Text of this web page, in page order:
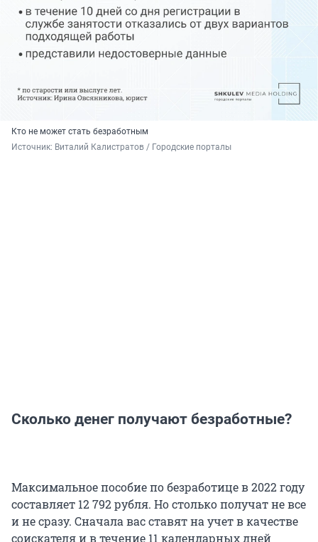
Кто не может стать безработным
Источник: Виталий Калистратов / Городские порталы
Сколько денег получают безработные?
Максимальное пособие по безработице в 2022 году
составляет 12 792 рубля. Но столько получат не все
и не сразу. Сначала вас ставят на учет в качестве
соискателя и в течение 11 календарных дней